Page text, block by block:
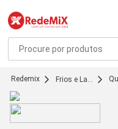
Redemix –
redemix Frios e La...
Ofertas
exclusivas
site -